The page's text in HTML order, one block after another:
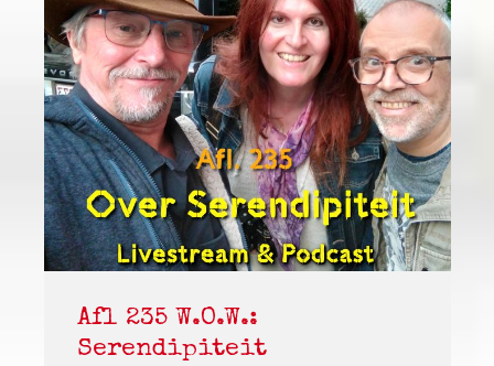
Afl 235 W.O.W.:
Serendipiteit